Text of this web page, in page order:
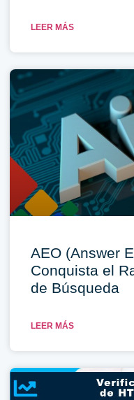
LEER MÁS
AEO (Answer
Conquista el
de Búsqueda
LEER MÁS